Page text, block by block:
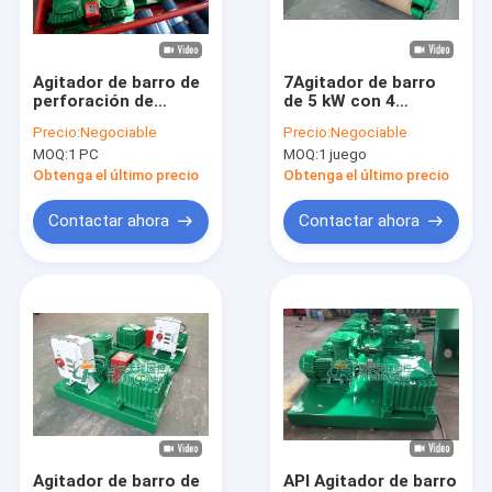
Viaje de la fábrica
Noticias
Pida una cita
sistema de lodo de perforación
coctelera de la pizarra del movimiento linear
centrífuga de lodo de perforación
Agitador de barro de
perforación de
Reducción y
resistencia a la
agitación del motor a
Precio:Negociable
MOQ:1 PC
Obtenga el último precio
Contactar ahora
7Agitador de barro
de 5 kW con 4
rpm para
plataformas de
perforación
Precio:Negociable
MOQ:1 juego
Obtenga el último precio
Contactar ahora
Agitador de barro de
API Agitador de barro